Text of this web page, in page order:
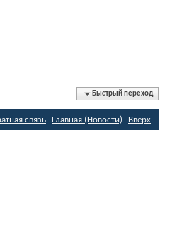
Быстрый переход
связь Главная (Новости) Вверх